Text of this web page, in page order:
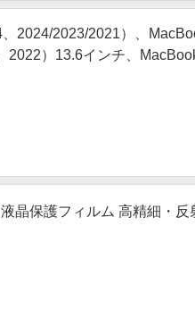
2024/2023/2021）、
2022）13.6インチ、
MB01CL
晶保護フィルム 高精細・